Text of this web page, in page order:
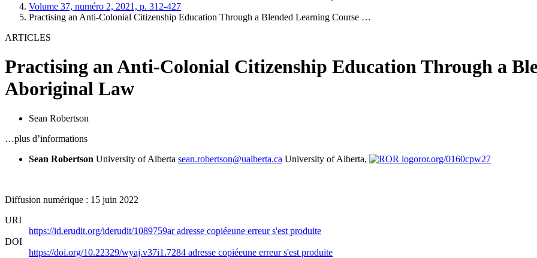
Volume 37, numéro 2, 2021, p. 312-427
Practising an Anti-Colonial Citizenship Education Through a Blended Learning Course …
ARTICLES
Practising an Anti-Colonial Citizenship Education Through a
Aboriginal Law
Sean Robertson
…plus d’informations
Sean Robertson University of Alberta sean.robertson@ualberta.ca University of Alberta, ror.org/0160cpw27
Diffusion numérique : 15 juin 2022
URI
https://id.erudit.org/iderudit/1089759aradresse copiéeune erreur s'est produite
DOI
https://doi.org/10.22329/wyaj.v37i1.7284 adresse copiéeune erreur s'est produite